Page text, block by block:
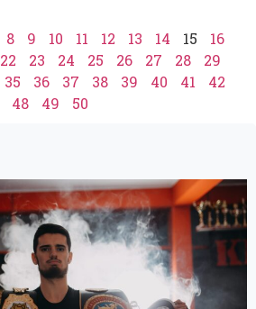
8 9 10 11 12 13 14 15
16
22 23 24 25 26 27 28
29
35 36 37 38 39 40 41
42
48 49 50